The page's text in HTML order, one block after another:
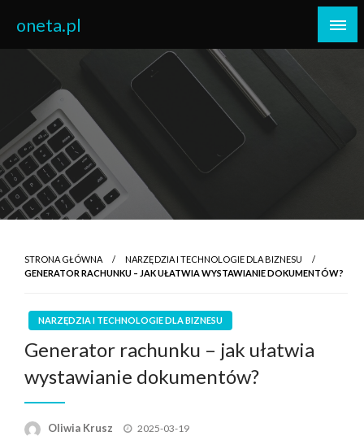
content
oneta.pl
STRONA GŁÓWNA
NARZĘDZIA I TECHNOLOGIE DLA BIZNESU
GENERATOR RACHUNKU – JAK UŁATWIA WYSTAWIANIE DOKUMENTÓW?
NARZĘDZIA I TECHNOLOGIE DLA BIZNESU
Generator rachunku – jak ułatwia
wystawianie dokumentów?
Oliwia Krusz
Opublikowane
2025-03-19